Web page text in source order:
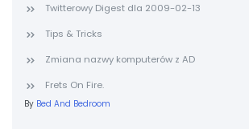
Twitterowy Digest dla 2009-02-13
Tips & Tricks
Zmiana nazwy komputerów z AD
Frets On Fire.
By Bed And Bedroom